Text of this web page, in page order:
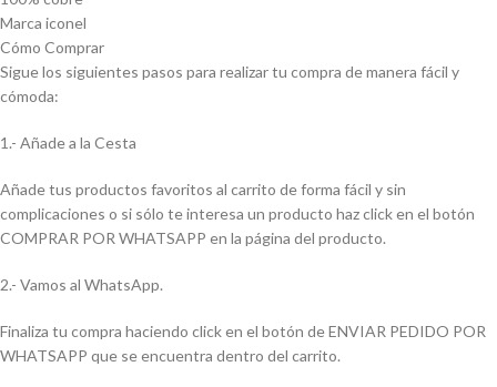
Marca iconel
Cómo Comprar
Sigue los siguientes pasos para realizar tu compra de manera fácil y
cómoda:
1.- Añade a la Cesta
Añade tus productos favoritos al carrito de forma fácil y sin
complicaciones o si sólo te interesa un producto haz click en el botón
COMPRAR POR WHATSAPP en la página del producto.
2.- Vamos al WhatsApp.
Finaliza tu compra haciendo click en el botón de ENVIAR PEDIDO POR
WHATSAPP que se encuentra dentro del carrito.